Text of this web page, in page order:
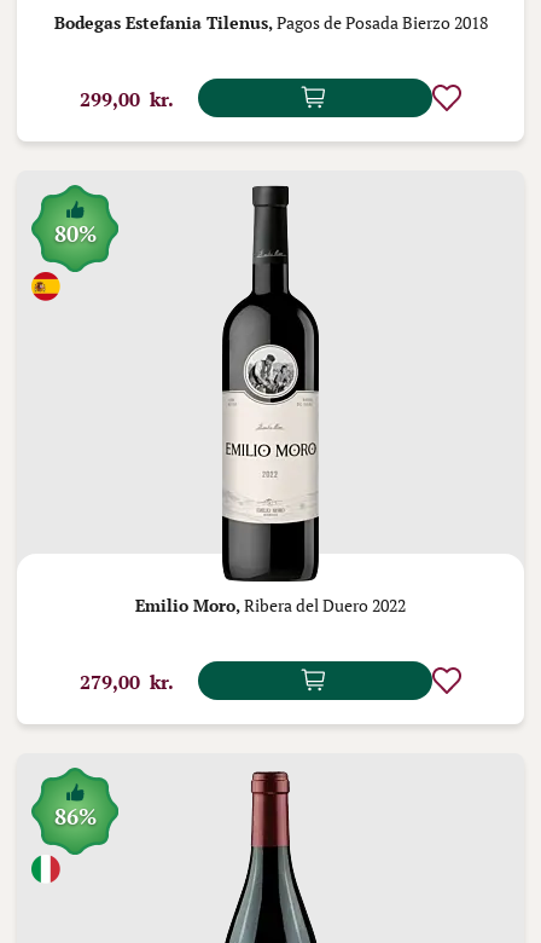
Bodegas Estefania Tilenus, Pagos de Posada Bierzo 2018
299,00 kr.
80%
Emilio Moro,Ribera del Duero 2022
279,00 kr.
86%